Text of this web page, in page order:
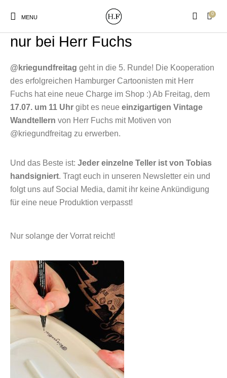
MENU
0
New Products On Sale! Wandteller Geschirrtücher
Poster&Notizbücher
für den Kopf
Taschen/Turnbeutel Tassen
@kriegundfreitag Wandteller –
nur bei Herr Fuchs
@kriegundfreitag geht in die 5. Runde! Die Kooperation
des erfolgreichen Hamburger Cartoonisten mit Herr
Fuchs hat eine neue Charge im Shop :) Ab Freitag, dem
17.07. um 11 Uhr gibt es neue einzigartigen Vintage
Wandtellern von Herr Fuchs mit Motiven von
@kriegundfreitag zu erwerben.
Und das Beste ist: Jeder einzelne Teller ist von Tobias
handsigniert. Tragt euch in unseren Newsletter ein und
folgt uns auf Social Media, damit ihr keine Ankündigung
für eine neue Produktion verpasst!
Nur solange der Vorrat reicht!